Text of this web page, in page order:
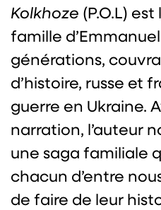
Kolkhoze (P.O.L)
famille
générations,
d’histoire, russe et
guerre en Ukraine.
narration, l’auteur
une saga familiale
chacun d’entre
de faire de leur